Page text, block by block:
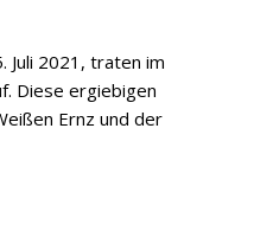
Juli 2021, traten im
Diese ergiebigen
Ernz und der